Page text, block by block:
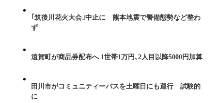
｢筑後川花火大会｣中止に 熊本地震で警備態勢など整わ
ず
遠賀町が商品券配布へ 1世帯1万円､2人目以降5000円加算
田川市がコミュニティーバスを土曜日にも運行 試験的
に